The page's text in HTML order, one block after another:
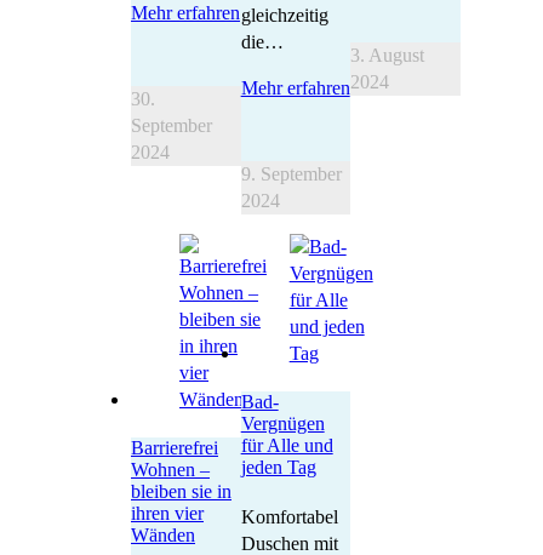
Mehr erfahren
30.
September
2024
gleichzeitig
die…
Mehr erfahren
9. September
2024
3. August
2024
Barrierefrei
Wohnen –
bleiben sie in
ihren vier
Wänden
Bad-
Vergnügen
für Alle und
jeden Tag
Komfortabel
Duschen mit